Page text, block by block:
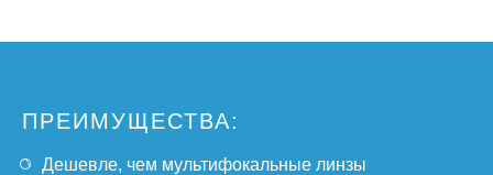
ПРЕИМУЩЕСТВА:
Дешевле, чем мультифокальные линзы